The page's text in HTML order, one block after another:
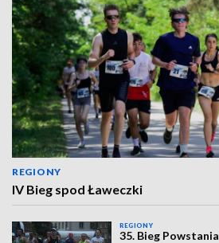
REGIONY
IV Bieg spod Ławeczki
REGIONY
35. Bieg